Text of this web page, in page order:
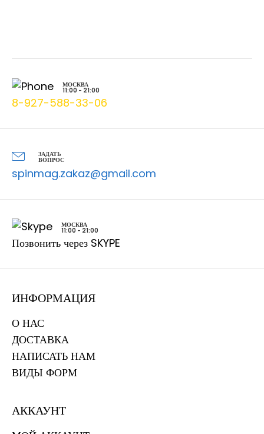
МОСКВА
11:00 - 21:00
8-927-588-33-06
ЗАДАТЬ
ВОПРОС
spinmag.zakaz@gmail.com
МОСКВА
11:00 - 21:00
Позвонить через SKYPE
ИНФОРМАЦИЯ
О НАС
ДОСТАВКА
НАПИСАТЬ НАМ
ВИДЫ ФОРМ
АККАУНТ